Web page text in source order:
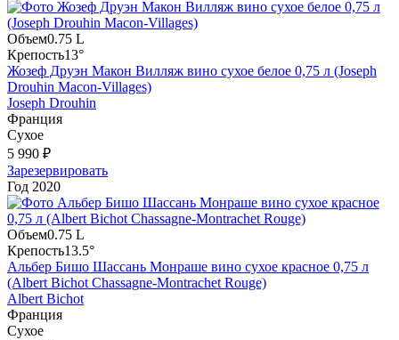
Объем0.75 L
Крепость13°
Жозеф Друэн Макон Вилляж вино сухое белое 0,75 л (Joseph
Drouhin Macon-Villages)
Joseph Drouhin
Франция
Сухое
5 990 ₽
Зарезервировать
Год 2020
Объем0.75 L
Крепость13.5°
Альбер Бишо Шассань Монраше вино сухое красное 0,75 л
(Albert Bichot Chassagne-Montrachet Rouge)
Albert Bichot
Франция
Сухое